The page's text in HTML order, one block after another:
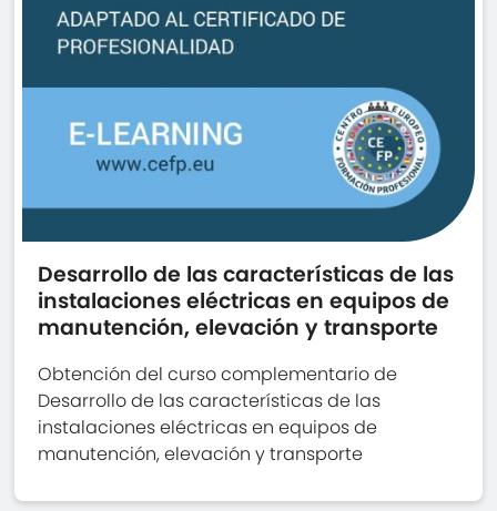
Desarrollo de las características de las
instalaciones eléctricas en equipos de
manutención, elevación y transporte
Obtención del curso complementario de
Desarrollo de las características de las
instalaciones eléctricas en equipos de
manutención, elevación y transporte